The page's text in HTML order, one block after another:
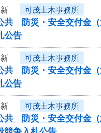
可茂土木事務所
共 防災・安全交付金
公告
可茂土木事務所
共 防災・安全交付金
公告
可茂土木事務所
共 防災・安全交付金